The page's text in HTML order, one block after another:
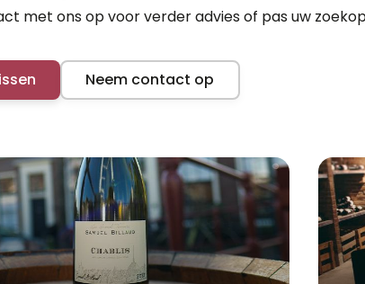
met ons op voor verder advies of pas uw
Neem contact op